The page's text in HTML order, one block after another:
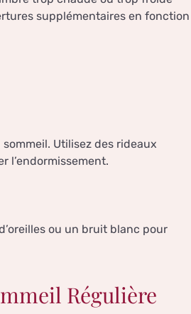
supplémentaires en fonction
Utilisez des rideaux
l’endormissement.
ou un bruit blanc pour
Régulière